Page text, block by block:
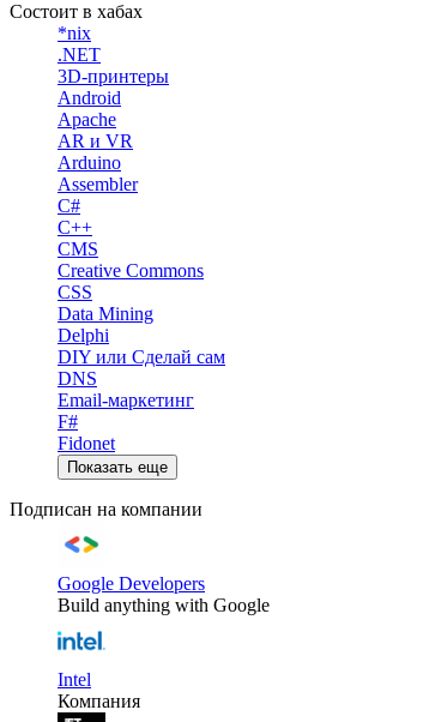
Состоит в хабах
*nix
.NET
3D-принтеры
Android
Apache
AR и VR
Arduino
Assembler
C#
C++
CMS
Creative Commons
CSS
Data Mining
Delphi
DIY или Сделай сам
DNS
Email-маркетинг
F#
Fidonet
Показать еще
Подписан на компании
Google Developers
Build anything with Google
Intel
Компания